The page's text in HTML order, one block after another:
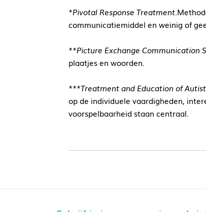
*Pivotal Response Treatment.
communicatiemiddel en weinig of
**Picture Exchange Communication
plaatjes en woorden.
***Treatment and Education of
op de individuele vaardigheden,
voorspelbaarheid staan centraal.